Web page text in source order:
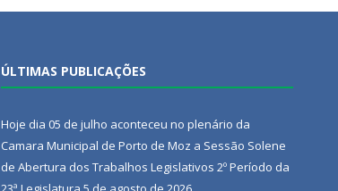
ÚLTIMAS PUBLICAÇÕES
Hoje dia 05 de julho aconteceu no plenário da
Camara Municipal de Porto de Moz a Sessão Solene
de Abertura dos Trabalhos Legislativos 2º Período da